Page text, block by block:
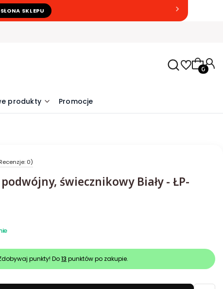
SKLEPU
produkty Promocje
0)
podwójny, świecznikowy Biały - ŁP-
punkty! Do13 punktów po zakupie.